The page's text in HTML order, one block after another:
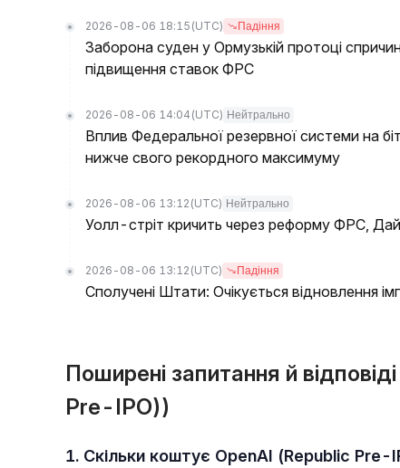
2026-08-06 18:15 (UTC) Падіння
Заборона суден у Ормузькій протоці
підвищення ставок ФРС
2026-08-06 14:04 (UTC) Нейтрально
Вплив Федеральної резервної системи на
нижче свого рекордного максимуму
2026-08-06 13:12 (UTC) Нейтрально
Уолл-стріт кричить через реформу ФРС,
2026-08-06 13:12 (UTC) Падіння
Сполучені Штати: Очікується відновлення
Поширені запитання й
Pre-IPO))
1. Скільки коштує OpenAI (Republic Pre-